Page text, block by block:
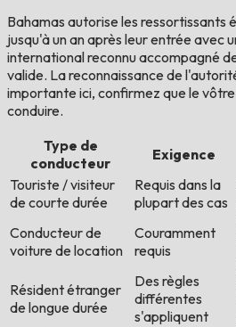
Bahamas autorise les ressortissants
jusqu'à un an après leur entrée avec
international reconnu accompagné
valide. La reconnaissance de
importante ici, confirmez que le
conduire.
Type de
conducteur
Exigence
Touriste / visiteur
de courte durée
Requis dans la
plupart des cas
Conducteur de
voiture de location
Couramment
requis
Résident étranger
de longue durée
Des règles
différentes
s'appliquent